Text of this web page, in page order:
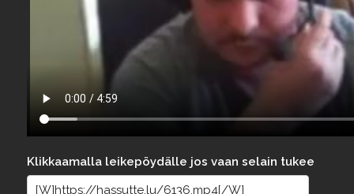
Klikkaamalla leikepöydälle jos vaan selain tukee